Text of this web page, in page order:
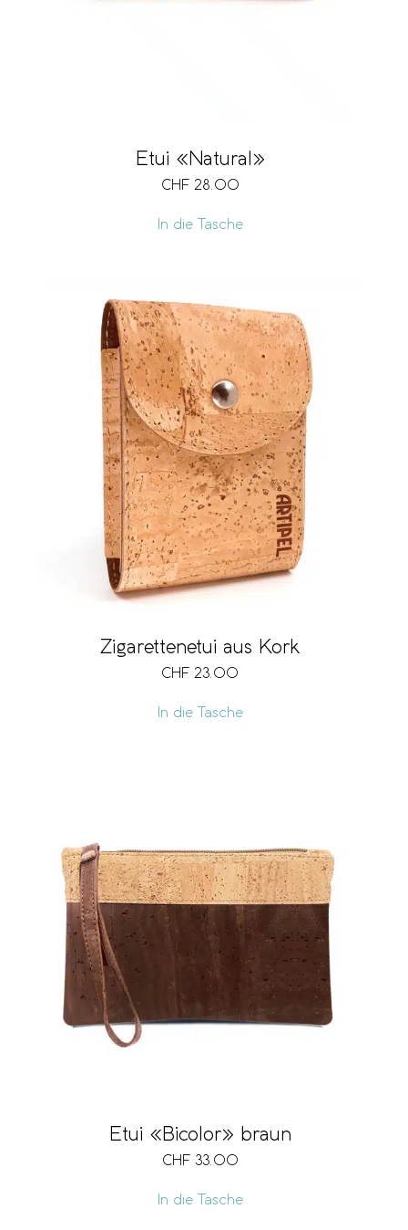
Etui «Natural»
CHF 28.00
In die Tasche
Zigarettenetui aus Kork
CHF 23.00
In die Tasche
Etui «Bicolor» braun
CHF 33.00
In die Tasche